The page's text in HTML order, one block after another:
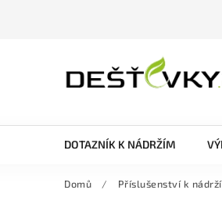
DOTAZNÍK K NÁDRŽÍM
Domů / Příslušenství k